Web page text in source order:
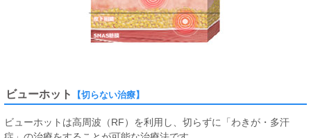
ビューホット 【切らない治療】
ビューホットは高周波（RF）を利用し、切らずに「わきが・多汗